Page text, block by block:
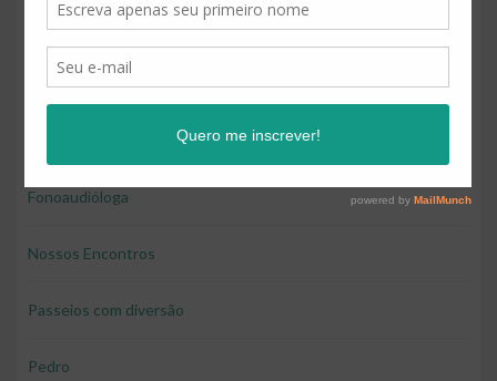
Educação
Educação e diversão
Educação financeira para crianças
Fonoaudióloga
Nossos Encontros
Passeios com diversão
Pedro